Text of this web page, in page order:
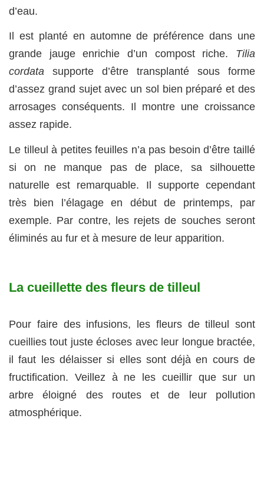
d’eau.
Il est planté en automne de préférence dans une
grande jauge enrichie d’un compost riche. Tilia
cordata supporte d’être transplanté sous forme
d’assez grand sujet avec un sol bien préparé et des
arrosages conséquents. Il montre une croissance
assez rapide.
Le tilleul à petites feuilles n’a pas besoin d’être taillé
si on ne manque pas de place, sa silhouette
naturelle est remarquable. Il supporte cependant
très bien l’élagage en début de printemps, par
exemple. Par contre, les rejets de souches seront
éliminés au fur et à mesure de leur apparition.
La cueillette des fleurs de tilleul
Pour faire des infusions, les fleurs de tilleul sont
cueillies tout juste écloses avec leur longue bractée,
il faut les délaisser si elles sont déjà en cours de
fructification. Veillez à ne les cueillir que sur un
arbre éloigné des routes et de leur pollution
atmosphérique.